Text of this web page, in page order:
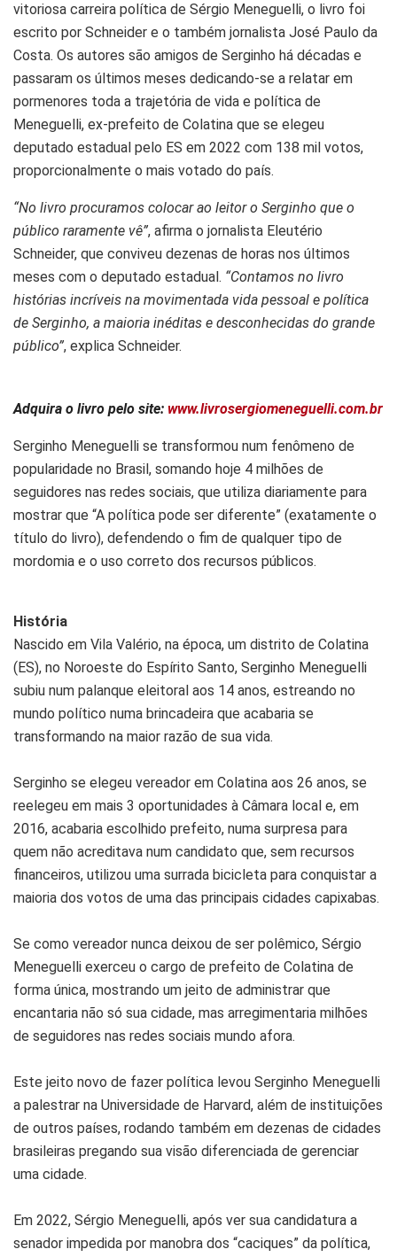
vitoriosa carreira política de Sérgio Meneguelli, o livro foi
escrito por Schneider e o também jornalista José Paulo da
Costa. Os autores são amigos de Serginho há décadas e
passaram os últimos meses dedicando-se a relatar em
pormenores toda a trajetória de vida e política de
Meneguelli, ex-prefeito de Colatina que se elegeu
deputado estadual pelo ES em 2022 com 138 mil votos,
proporcionalmente o mais votado do país.
“No livro procuramos colocar ao leitor o Serginho que o
público raramente vê”, afirma o jornalista Eleutério
Schneider, que conviveu dezenas de horas nos últimos
meses com o deputado estadual. “Contamos no livro
histórias incríveis na movimentada vida pessoal e política
de Serginho, a maioria inéditas e desconhecidas do grande
público”, explica Schneider.
Adquira o livro pelo site: www.livrosergiomeneguelli.com.br
Serginho Meneguelli se transformou num fenômeno de
popularidade no Brasil, somando hoje 4 milhões de
seguidores nas redes sociais, que utiliza diariamente para
mostrar que “A política pode ser diferente” (exatamente o
título do livro), defendendo o fim de qualquer tipo de
mordomia e o uso correto dos recursos públicos.
História
Nascido em Vila Valério, na época, um distrito de Colatina
(ES), no Noroeste do Espírito Santo, Serginho Meneguelli
subiu num palanque eleitoral aos 14 anos, estreando no
mundo político numa brincadeira que acabaria se
transformando na maior razão de sua vida.
Serginho se elegeu vereador em Colatina aos 26 anos, se
reelegeu em mais 3 oportunidades à Câmara local e, em
2016, acabaria escolhido prefeito, numa surpresa para
quem não acreditava num candidato que, sem recursos
financeiros, utilizou uma surrada bicicleta para conquistar a
maioria dos votos de uma das principais cidades capixabas.
Se como vereador nunca deixou de ser polêmico, Sérgio
Meneguelli exerceu o cargo de prefeito de Colatina de
forma única, mostrando um jeito de administrar que
encantaria não só sua cidade, mas arregimentaria milhões
de seguidores nas redes sociais mundo afora.
Este jeito novo de fazer política levou Serginho Meneguelli
a palestrar na Universidade de Harvard, além de instituições
de outros países, rodando também em dezenas de cidades
brasileiras pregando sua visão diferenciada de gerenciar
uma cidade.
Em 2022, Sérgio Meneguelli, após ver sua candidatura a
senador impedida por manobra dos “caciques” da política,